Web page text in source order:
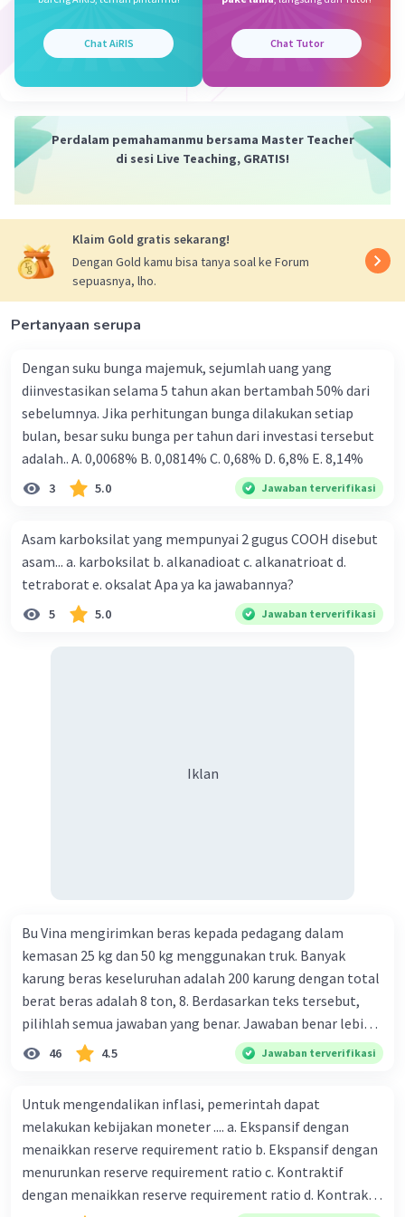
Chat AiRIS Chat Tutor
Perdalam pemahamanmu bersama Master Teacher
di sesi Live Teaching, GRATIS!
Klaim Gold gratis sekarang!
Dengan Gold kamu bisa tanya soal ke Forum
sepuasnya, lho.
Pertanyaan serupa
Dengan suku bunga majemuk, sejumlah uang yang
diinvestasikan selama 5 tahun akan bertambah 50% dari
sebelumnya. Jika perhitungan bunga dilakukan setiap
bulan, besar suku bunga per tahun dari investasi tersebut
adalah.. A. 0,0068% B. 0,0814% C. 0,68% D. 6,8% Ε. 8,14%
3 5.0 Jawaban terverifikasi
Asam karboksilat yang mempunyai 2 gugus COOH disebut
asam... a. karboksilat b. alkanadioat c. alkanatrioat d.
tetraborat e. oksalat Apa ya ka jawabannya?
5 5.0 Jawaban terverifikasi
Iklan
Bu Vina mengirimkan beras kepada pedagang dalam
kemasan 25 kg dan 50 kg menggunakan truk. Banyak
karung beras keseluruhan adalah 200 karung dengan total
berat beras adalah 8 ton, 8. Berdasarkan teks tersebut,
pilihlah semua jawaban yang benar. Jawaban benar lebih
dari satu. Banyak karung beras kemasan 25 kg adalah 50
buah. Banyak karung beras kemasan 50 kg adalah 150
ton. Perbandingan berat beras kemasan 25 kg dan 50 kg
dalam truk adalah 1: 3. 9. Berdasarkan teks tersebut, jika
biaya setiap beras karung kecil adalah Rp7.500 dan karung
besar Rp14.000, berapakah biaya angkut semua beras yang
harus dibayar oleh Bu Vina? A. Rp2.540.000 C. Rp2.312.000 B.
46 4.5 Jawaban terverifikasi
Untuk mengendalikan inflasi, pemerintah dapat
melakukan kebijakan moneter .... a. Ekspansif dengan
menaikkan reserve requirement ratio b. Ekspansif dengan
menurunkan reserve requirement ratio c. Kontraktif
dengan menaikkan reserve requirement ratio d. Kontraktif